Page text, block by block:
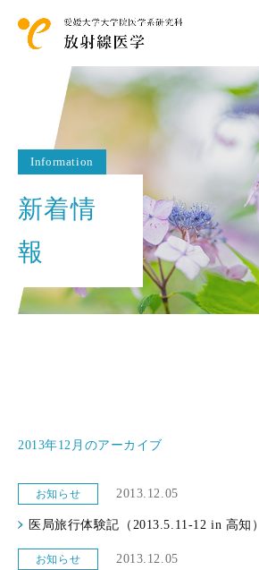
Information
新着情
報
2013年12月のアーカイブ
お知らせ 2013.12.05
医局旅行体験記（2013.5.11-12 in 高知）
お知らせ 2013.12.05